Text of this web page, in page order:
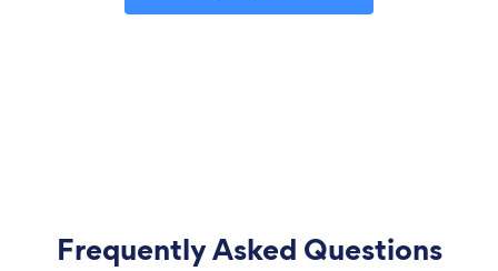
Frequently Asked Questions